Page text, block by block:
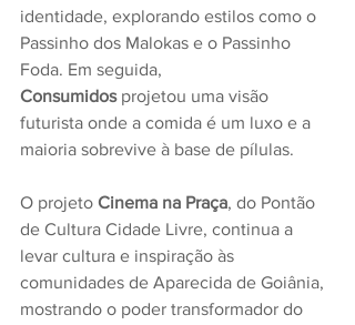
identidade, explorando estilos como o
Passinho dos Malokas e o Passinho
Foda. Em seguida,
Consumidos projetou uma visão
futurista onde a comida é um luxo e a
maioria sobrevive à base de pílulas.
O projeto Cinema na Praça, do Pontão
de Cultura Cidade Livre, continua a
levar cultura e inspiração às
comunidades de Aparecida de Goiânia,
mostrando o poder transformador do